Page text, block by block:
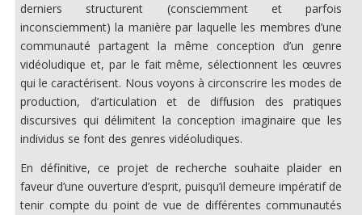
derniers structurent (consciemment et parfois
inconsciemment) la manière par laquelle les membres d’une
communauté partagent la même conception d’un genre
vidéoludique et, par le fait même, sélectionnent les œuvres
qui le caractérisent. Nous voyons à circonscrire les modes de
production, d’articulation et de diffusion des pratiques
discursives qui délimitent la conception imaginaire que les
individus se font des genres vidéoludiques.
En définitive, ce projet de recherche souhaite plaider en
faveur d’une ouverture d’esprit, puisqu’il demeure impératif de
tenir compte du point de vue de différentes communautés